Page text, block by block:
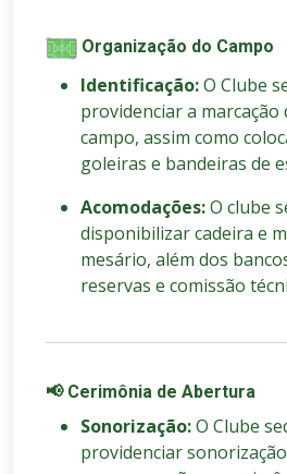
Organização do Campo
Identificação:O Clube
providenciar a marcação
campo, assim como
goleiras e bandeiras de
Acomodações:O clube
disponibilizar cadeira e
mesário, além dos
reservas e comissão
📢 Cerimônia de Abertura
Sonorização:O Clube
providenciar